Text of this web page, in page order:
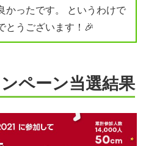
かったです。 というわけで
とうございます！🎉
ペーン当選結果